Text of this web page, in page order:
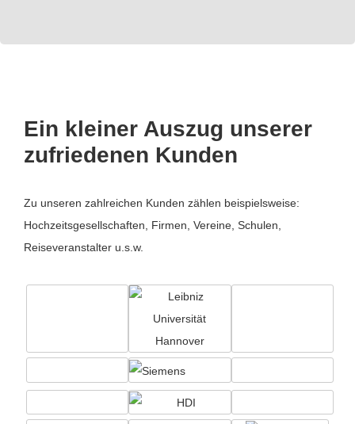
Ein kleiner Auszug unserer
zufriedenen Kunden
Zu unseren zahlreichen Kunden zählen beispielsweise:
Hochzeitsgesellschaften, Firmen, Vereine, Schulen,
Reiseveranstalter u.s.w.